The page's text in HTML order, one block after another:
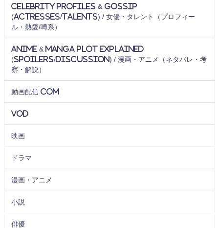
Celebrity Profiles & Gossip
(Actresses/Talents) / 女優・タレント（プロフィー
ル・熱愛/噂系）
Anime & Manga Plot Explained
(Spoilers/Discussion) / 漫画・アニメ（ネタバレ・考
察・解説）
動画配信.com
VOD
映画
ドラマ
漫画・アニメ
小説
俳優